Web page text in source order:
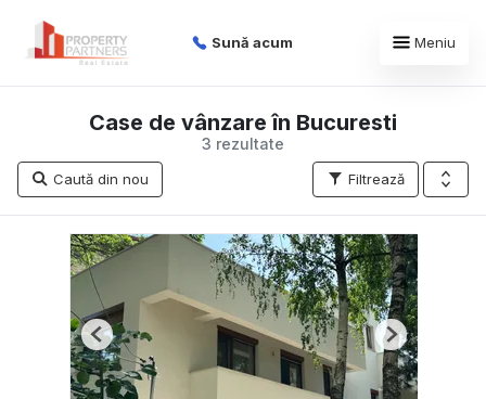
Sună acum Meniu
3 rezultate
Case de vânzare în Bucuresti
Filtrează
Caută din nou
Previous Next